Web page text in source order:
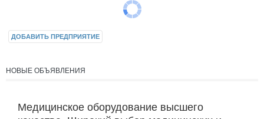
ДОБАВИТЬ ПРЕДПРИЯТИЕ
НОВЫЕ ОБЪЯВЛЕНИЯ
Медицинское оборудование высшего